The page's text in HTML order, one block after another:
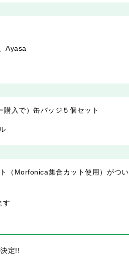
Ayasa
入で）缶バッジ５個セット
（Morfonica集合カット使用）がつい
す
定!!